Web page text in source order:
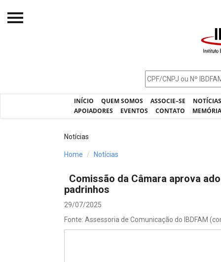
INÍCIO QUEM SOMOS ASSOCIE–SE
APOIADORES
EVENTOS CONTATO
Processos - IBDFAM
Projetos do IBDFAM
Notícias
Home Notícias
Comissão da Câmara aprova
padrinhos
29/07/2025
Fonte: Assessoria de Comunicação do IBDFAM